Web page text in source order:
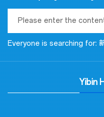
Everyone is searching for:
Yibin